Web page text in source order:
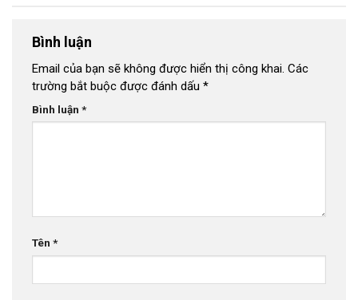
Bình luận
Email của bạn sẽ không được hiển thị công khai. Các
trường bắt buộc được đánh dấu *
Bình luận *
Tên *